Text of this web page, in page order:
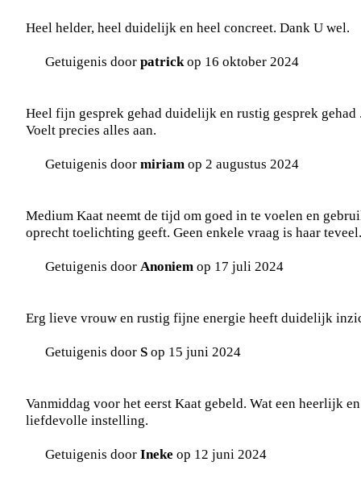
Heel helder, heel duidelijk en heel concreet. Dank U wel.
Getuigenis door patrickop 16 oktober 2024
Heel fijn gesprek gehad duidelijk en rustig gesprek gehad
Voelt precies alles aan.
Getuigenis door miriam op 2 augustus 2024
Medium Kaat neemt de tijd om goed in te voelen en
oprecht toelichting geeft. Geen enkele vraag is haar
Getuigenis door Anoniem op 17 juli 2024
Erg lieve vrouw en rustig fijne energie heeft duidelijk
Getuigenis door S op 15 juni 2024
Vanmiddag voor het eerst Kaat gebeld. Wat een heerlijk
liefdevolle instelling.
Getuigenis door Ineke op 12 juni 2024